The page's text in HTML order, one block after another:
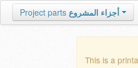
Project parts أجزاء المشروع
This is a